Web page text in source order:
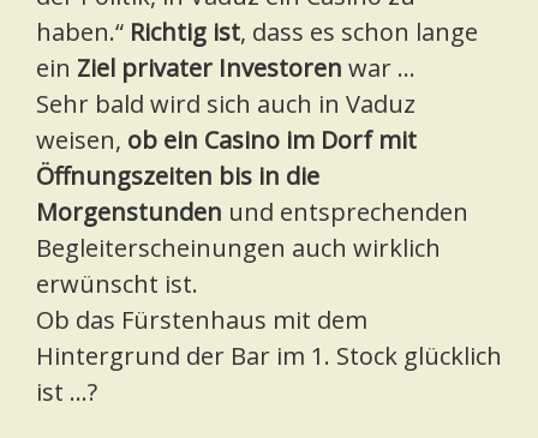
haben.“ Richtig ist, dass es schon lange
ein Ziel privater Investoren war …
Sehr bald wird sich auch in Vaduz
weisen, ob ein Casino im Dorf mit
Öffnungszeiten bis in die
Morgenstunden und entsprechenden
Begleiterscheinungen auch wirklich
erwünscht ist.
Ob das Fürstenhaus mit dem
Hintergrund der Bar im 1. Stock glücklich
ist …?